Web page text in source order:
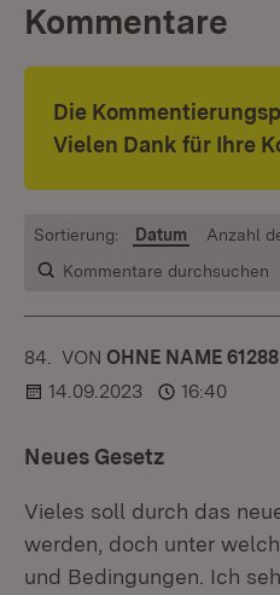
Kommentare
Die
Vielen Dank für Ihre
Kommentare durchsuchen
Sortierung: Datum Anzahl
84. KOMMENTAR
VON :OHNE NAME 61288
14.09.2023
16:40
Neues Gesetz
Vieles soll durch das
werden, doch unter
und Bedingungen. Ich